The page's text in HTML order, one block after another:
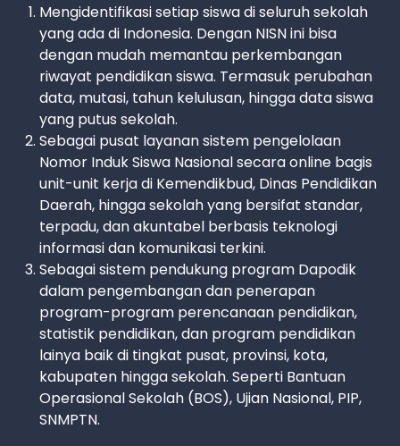
Mengidentifikasi setiap siswa di seluruh sekolah
yang ada di Indonesia. Dengan NISN ini bisa
dengan mudah memantau perkembangan
riwayat pendidikan siswa. Termasuk perubahan
data, mutasi, tahun kelulusan, hingga data siswa
yang putus sekolah.
Sebagai pusat layanan sistem pengelolaan
Nomor Induk Siswa Nasional secara online bagis
unit-unit kerja di Kemendikbud, Dinas Pendidikan
Daerah, hingga sekolah yang bersifat standar,
terpadu, dan akuntabel berbasis teknologi
informasi dan komunikasi terkini.
Sebagai sistem pendukung program Dapodik
dalam pengembangan dan penerapan
program-program perencanaan pendidikan,
statistik pendidikan, dan program pendidikan
lainya baik di tingkat pusat, provinsi, kota,
kabupaten hingga sekolah. Seperti Bantuan
Operasional Sekolah (BOS), Ujian Nasional, PIP,
SNMPTN.